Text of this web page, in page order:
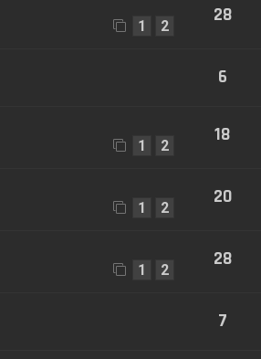
1 2 28
6
1 2 18
1 2 20
1 2 28
7